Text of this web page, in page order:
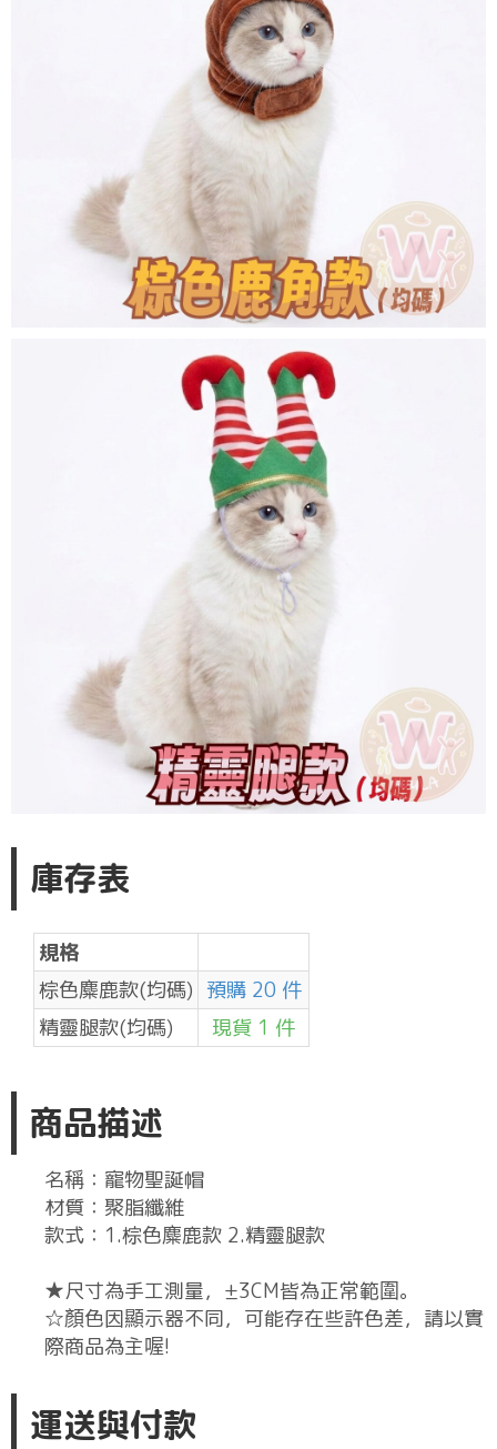
庫存表
規格
棕色麋鹿款(均碼) 預購 20 件
精靈腿款(均碼)
現貨 1 件
商品描述
名稱：寵物聖誕帽
材質：聚脂纖維
款式：1.棕色麋鹿款 2.精靈腿款
★尺寸為手工測量，±3CM皆為正常範圍。
☆顏色因顯示器不同，可能存在些許色差，請以實
際商品為主喔!
運送與付款